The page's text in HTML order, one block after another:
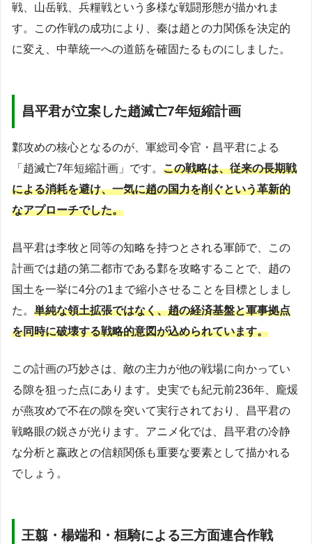
戦、山岳戦、兵糧戦という多様な戦闘形態が描かれま
す。この作戦の成功により、秦は趙との力関係を決定的
に変え、中華統一への道筋を確固たるものにしました。
昌平君が立案した趙滅亡7年短縮計画
鄴攻めの核心となるのが、軍総司令官・昌平君による
「趙滅亡7年短縮計画」です。 この戦略は、従来の長期戦
による消耗を避け、一気に趙の国力を削ぐという革新的
なアプローチでした。
昌平君は李牧と同等の知略を持つとされる軍師で、この
計画では趙の第二都市である鄴を攻略することで、趙の
国土を一挙に4分の1まで縮小させることを目標としまし
た。 単純な領土拡張ではなく、趙の経済基盤と軍事拠点
を同時に破壊する戦略的意図が込められています。
この計画の巧妙さは、敵の主力が他の戦場に向かってい
る隙を狙った点にあります。史実でも紀元前236年、龐煖
が燕攻めで不在の隙を突いて実行されており、昌平君の
戦略眼の鋭さが光ります。アニメ化では、昌平君の冷静
な分析と嬴政との信頼関係も重要な要素として描かれる
でしょう。
王翦・楊端和・桓騎による三方面連合作戦